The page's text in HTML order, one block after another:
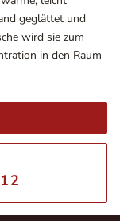
geglättet und
wird sie zum
in den Raum